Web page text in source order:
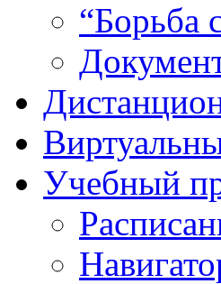
“Борьба
Учебный